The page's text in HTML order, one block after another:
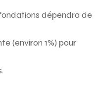
dépendra de
(environ 1%) pour